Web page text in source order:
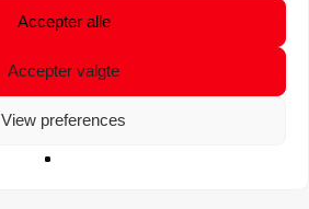
Accepter alle
Accepter valgte
View preferences